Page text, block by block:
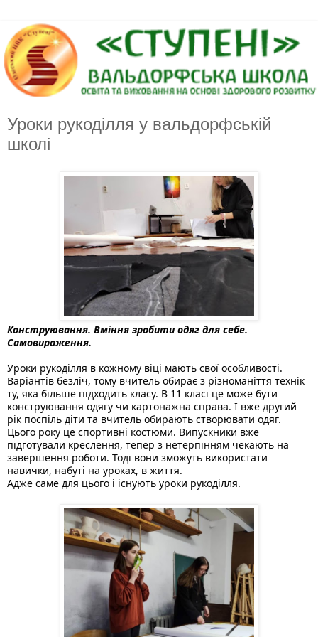
Уроки рукоділля у вальдорфській
школі
Конструювання. Вміння зробити одяг для себе.
Самовираження.
Уроки рукоділля в кожному віці мають свої особливості.
Варіантів безліч, тому вчитель обирає з різноманіття технік
ту, яка більше підходить класу. В 11 класі це може бути
конструювання одягу чи картонажна справа. І вже другий
рік поспіль діти та вчитель обирають створювати одяг.
Цього року це спортивні костюми. Випускники вже
підготували креслення, тепер з нетерпінням чекають на
завершення роботи. Тоді вони зможуть використати
навички, набуті на уроках, в життя.
Адже саме для цього і існують уроки рукоділля.